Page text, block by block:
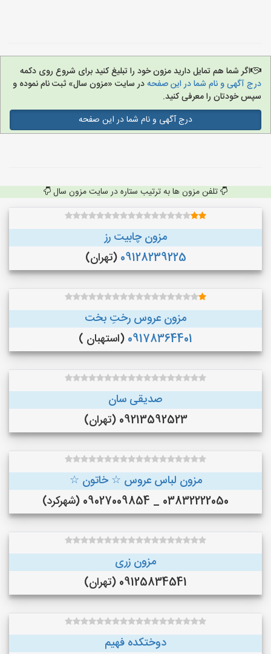
اگر شما هم تمایل دارید مزون خود را تبلیغ کنید برای شروع روی دکمه
درج آگهی و نام شما در این صفحهدر سایت «مزون سال» ثبت نام نموده و
سپس خودتان را معرفی کنید.
درج آگهی و نام شما در این صفحه
تلفن مزون ها به ترتیب ستاره در سایت مزون سال
مزون چابیت رز
09128239225 (تهران)
مزون عروس رختِ بخت
09178364401 (استهبان )
صدیقی سان
09213592523 (تهران)
مزون لباس عروس ☆ خاتون ☆
03832222050 _ 09027009854 (شهرکرد)
مزون زری
09125834541 (تهران)
دوختکده فهیم